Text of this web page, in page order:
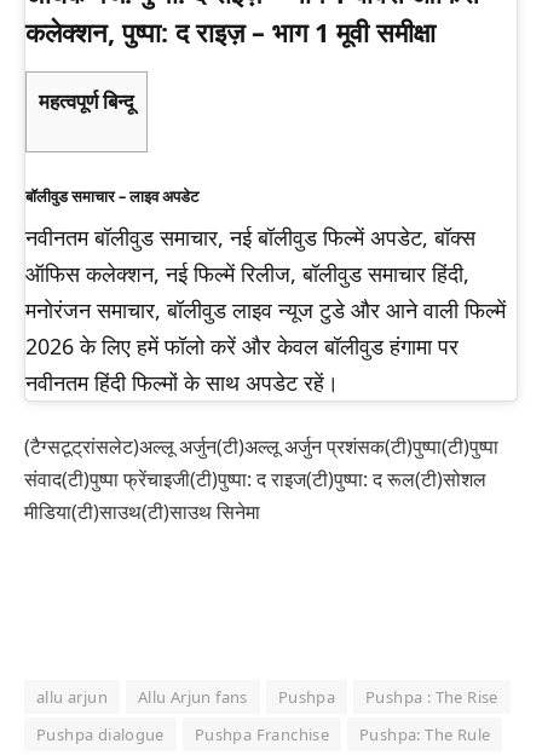
कलेक्शन, पुष्पा: द राइज़ – भाग 1 मूवी समीक्षा
महत्वपूर्ण बिन्दू
बॉलीवुड समाचार – लाइव अपडेट
नवीनतम बॉलीवुड समाचार, नई बॉलीवुड फिल्में अपडेट, बॉक्स
ऑफिस कलेक्शन, नई फिल्में रिलीज, बॉलीवुड समाचार हिंदी,
मनोरंजन समाचार, बॉलीवुड लाइव न्यूज टुडे और आने वाली फिल्में
2026 के लिए हमें फॉलो करें और केवल बॉलीवुड हंगामा पर
नवीनतम हिंदी फिल्मों के साथ अपडेट रहें।
(टैग्सटूट्रांसलेट)अल्लू अर्जुन(टी)अल्लू अर्जुन प्रशंसक(टी)पुष्पा(टी)पुष्पा
संवाद(टी)पुष्पा फ्रेंचाइजी(टी)पुष्पा: द राइज(टी)पुष्पा: द रूल(टी)सोशल
मीडिया(टी)साउथ(टी)साउथ सिनेमा
allu arjun Allu Arjun fans Pushpa
Pushpa : The Rise
Pushpa dialogue
Pushpa Franchise
Pushpa: The Rule